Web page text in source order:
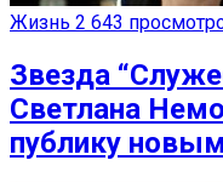
Жизнь 2 643
Звезда
Светлана
публику